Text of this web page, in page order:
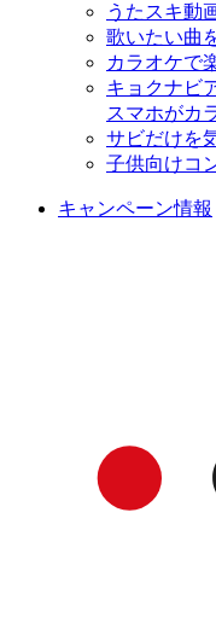
うたスキ動
歌いたい曲
カラオケで
キョクナビ
スマホがカ
サビだけを
子供向けコ
キャンペーン情報